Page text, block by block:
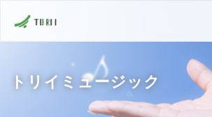
トリイミュージック